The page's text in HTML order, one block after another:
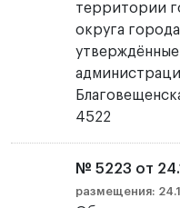
территории
округа
4522
№ 5223 от
размещения: